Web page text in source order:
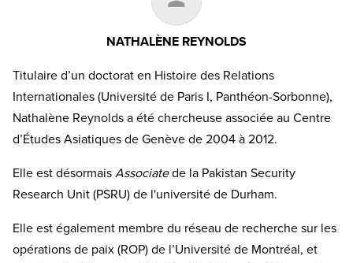
NATHALÈNE REYNOLDS
Titulaire d’un doctorat en Histoire des Relations
Internationales (Université de Paris I, Panthéon-Sorbonne),
Nathalène Reynolds a été chercheuse associée au Centre
d’Études Asiatiques de Genève de 2004 à 2012.
Elle est désormais Associatede la Pakistan Security
Research Unit (PSRU) de l'université de Durham.
Elle est également membre du réseau de recherche sur les
opérations de paix (ROP) de l’Université de Montréal, et